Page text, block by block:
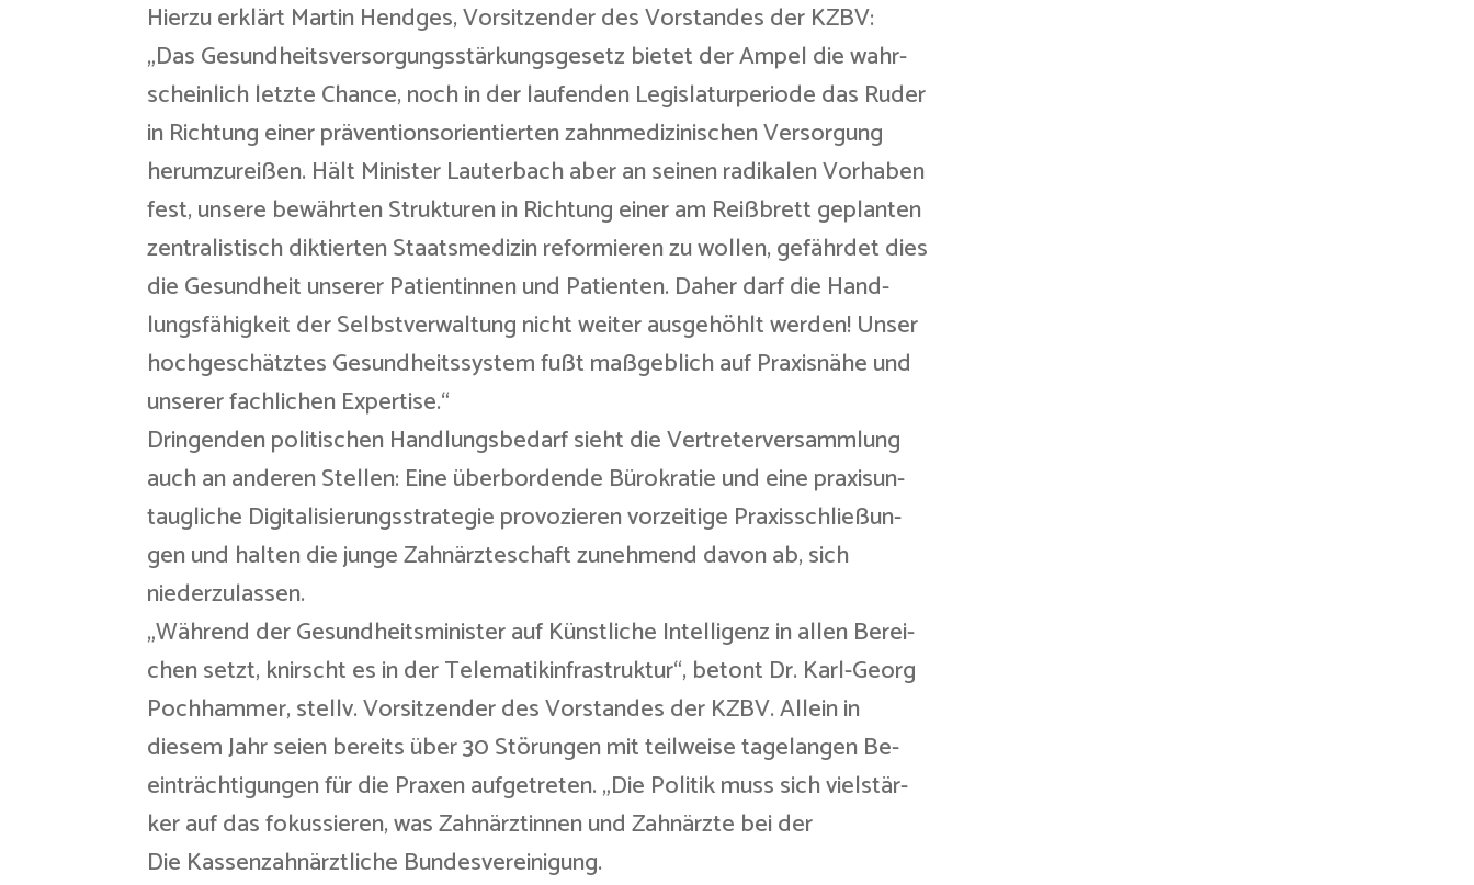
Hierzu erklärt Martin Hendges, Vorsitzender des Vorstandes der KZBV:
„Das Gesundheitsversorgungsstärkungsgesetz bietet der Ampel die wahr-
scheinlich letzte Chance, noch in der laufenden Legislaturperiode das Ruder
in Richtung einer präventionsorientierten zahnmedizinischen Versorgung
herumzureißen. Hält Minister Lauterbach aber an seinen radikalen Vorhaben
fest, unsere bewährten Strukturen in Richtung einer am Reißbrett geplanten
zentralistisch diktierten Staatsmedizin reformieren zu wollen, gefährdet dies
die Gesundheit unserer Patientinnen und Patienten. Daher darf die Hand-
lungsfähigkeit der Selbstverwaltung nicht weiter ausgehöhlt werden! Unser
hochgeschätztes Gesundheitssystem fußt maßgeblich auf Praxisnähe und
unserer fachlichen Expertise.“
Dringenden politischen Handlungsbedarf sieht die Vertreterversammlung
auch an anderen Stellen: Eine überbordende Bürokratie und eine praxisun-
taugliche Digitalisierungsstrategie provozieren vorzeitige Praxisschließun-
gen und halten die junge Zahnärzteschaft zunehmend davon ab, sich
niederzulassen.
„Während der Gesundheitsminister auf Künstliche Intelligenz in allen Berei-
chen setzt, knirscht es in der Telematikinfrastruktur“, betont Dr. Karl-Georg
Pochhammer, stellv. Vorsitzender des Vorstandes der KZBV. Allein in
diesem Jahr seien bereits über 30 Störungen mit teilweise tagelangen Be-
einträchtigungen für die Praxen aufgetreten. „Die Politik muss sich vielstär-
ker auf das fokussieren, was Zahnärztinnen und Zahnärzte bei der
Die Kassenzahnärztliche Bundesvereinigung.